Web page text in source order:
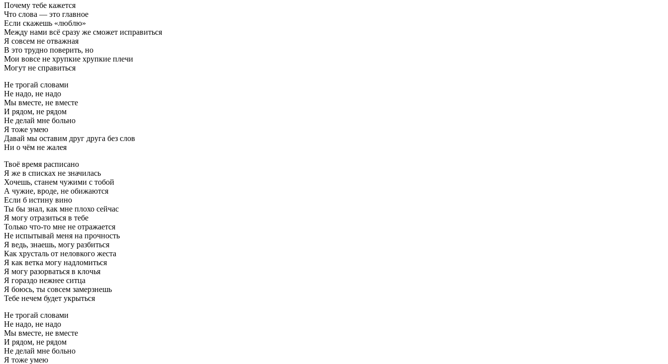
Почему тебе кажется
Что слова — это главное
Если скажешь «люблю»
Между нами всё сразу же сможет исправиться
Я совсем не отважная
В это трудно поверить, но
Мои вовсе не хрупкие хрупкие плечи
Могут не справиться
Не трогай словами
Не надо, не надо
Мы вместе, не вместе
И рядом, не рядом
Не делай мне больно
Я тоже умею
Давай мы оставим друг друга без слов
Ни о чём не жалея
Твоё время расписано
Я же в списках не значилась
Хочешь, станем чужими с тобой
А чужие, вроде, не обижаются
Если б истину вино
Ты бы знал, как мне плохо сейчас
Я могу отразиться в тебе
Только что-то мне не отражается
Не испытывай меня на прочность
Я ведь, знаешь, могу разбиться
Как хрусталь от неловкого жеста
Я как ветка могу надломиться
Я могу разорваться в клочья
Я гораздо нежнее ситца
Я боюсь, ты совсем замерзнешь
Тебе нечем будет укрыться
Не трогай словами
Не надо, не надо
Мы вместе, не вместе
И рядом, не рядом
Не делай мне больно
Я тоже умею